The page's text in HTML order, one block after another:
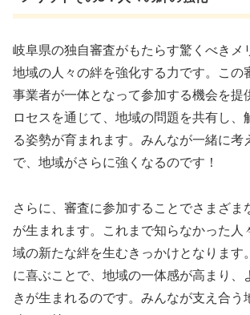
岐阜県の独自審査がもたらす驚くべきメ
地域の人々の絆を強化する力です。この
事業者が一体となって参加する機会を提
ロセスを通じて、地域の問題を共有し、
る姿勢が育まれます。みんなが一緒に考
で、地域がさらに強くなるのです！
さらに、審査に参加することでさまざま
が生まれます。これまで知らなかった人
域の新たな絆を生むきっかけとなります
に喜ぶことで、地域の一体感が高まり、
きが生まれるのです。みんなが支え合う